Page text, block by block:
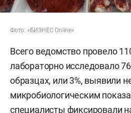
Фото: «БИЗНЕС Online»
Всего ведомство провело
лабораторно исследовало
образцах, или 3%, выявили
микробиологическим
специалисты фиксировали